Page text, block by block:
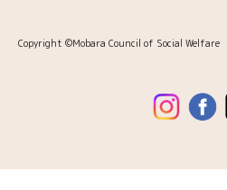
Copyright ©️Mobara Council of Social Welfare